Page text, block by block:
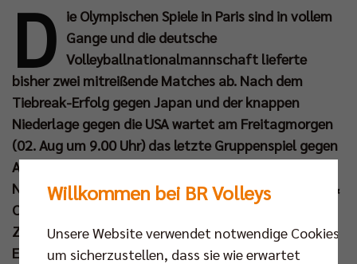
D ie Olympischen Spiele in Paris sind in vollem
Gange und die deutsche
Volleyballnationalmannschaft lieferte
bisher zwei mitreißende Matches ab. Nach dem
Tiebreak-Erfolg gegen Japan und der knappen
Niederlage gegen die USA wartet am Freitagmorgen
(02. Aug um 9.00 Uhr) das letzte Gruppenspiel gegen
Argentinien. BR Volleys Geschäftsführer Kaweh
Niroomand verfolgte den Auftritt von Hannes Tille &
Co gegen die US-Boys live in der mehr als 10.000
Zuschauer fassenden Arena und glaubt an den
Einzug ins Viertelfinale.
Willkommen bei BR Volleys
Unsere Website verwendet notwendige Cookies,
um sicherzustellen, dass sie wie erwartet